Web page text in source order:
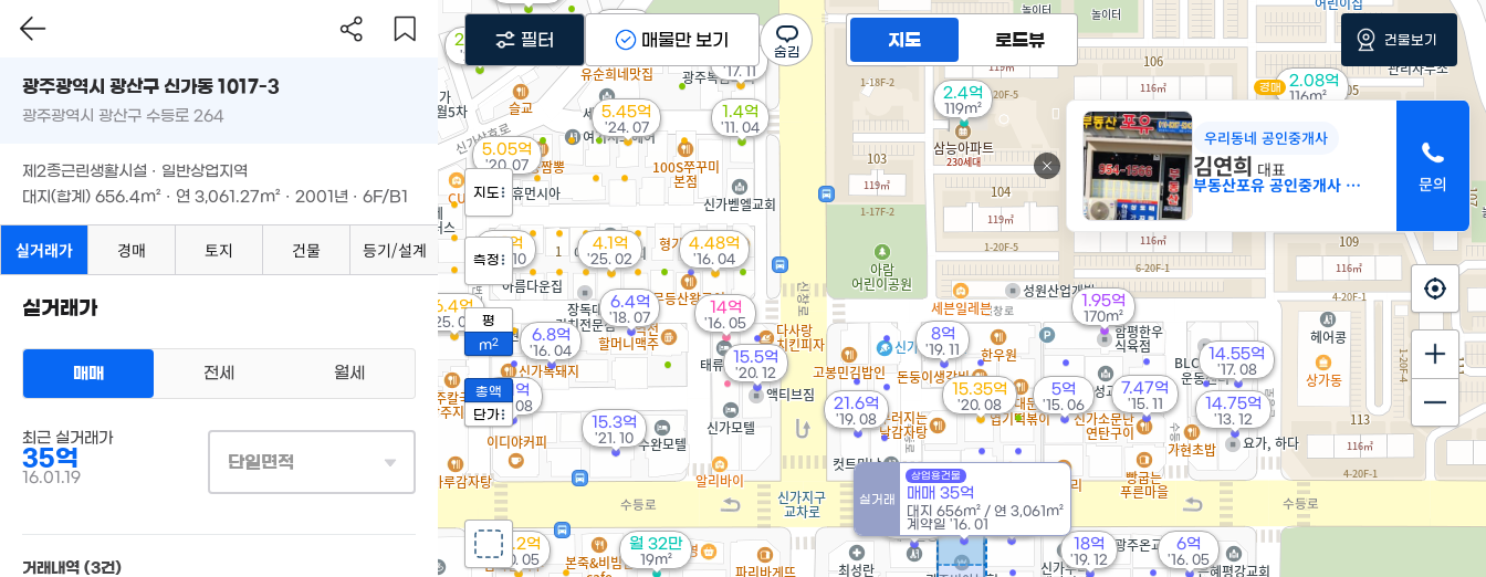
2.08억
116m²
경매
2.4억
119m²
월 32만
19m²
15.5억
'20. 12
6.1억
'25. 10
6.4억
'25. 06
4.1억
'25. 02
5.45억
'24. 07
2.25억
'23. 11
15.3억
'21. 10
'21. 06
15.5억
'20. 12
15.35억
'20. 08
5.05억
'20. 07
14.2억
'20. 05
18억
'19. 12
8억
'19. 11
21.6억
'19. 08
1.95억
170m²
6.4억
'18. 07
19.5억
'17. 11
14.55억
'17. 08
14억
'16. 05
6억
'16. 05
6.8억
'16. 04
4.48억
'16. 04
실거래
상업용건물
매매 35억
대지 656m² / 연 3,061m²
계약일 '16. 01
7.47억
'15. 11
5억
'15. 06
8.1억
'14. 08 14.75억
'13. 12
1.4억
'11. 04 우리동네 공인중개사
김연희 대표
부동산포유 공인중개사 사무소
지도 로드뷰
지도
측정
평
m2
총액
단가
필터 매물만 보기 건물보기
광주광역시 광산구 신가동 1017-3
광주광역시 광산구 수등로 264
제2종근린생활시설 · 일반상업지역
대지(합계) 656.4m² · 연 3,061.27m² · 2001년 · 6F/B1
실거래가 경매 토지 건물 등기/설계
실거래가
매매 전세 월세
최근 실거래가
35억
16.01.19
단일면적
거래내역 (3건)